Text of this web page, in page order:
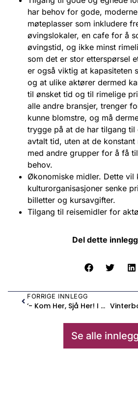
har behov for gode,
møteplasser som inkludere
øvingslokaler, en cafe for å
øvingstid, og ikke minst
som det er stor etterspørsel
er også viktig at kapasiteten
og at ulike aktører dermed
til ønsket tid og til rimelige
alle andre bransjer, trenger
kunne blomstre, og må
trygge på at de har tilgang
avtalt tid, uten at de
med andre grupper for å få
behov.
Økonomiske midler. Dette vil
kulturorganisasjoner senke
billetter og kursavgifter.
Tilgang til reisemidler for
Del dette
FORRIGE INNLEGG
‘- Kom Her, Sjå Her! I Mesnalia
Se alle innlegg